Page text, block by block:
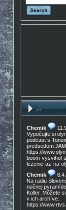
...
Chemik
Vypočujte si
podcast s
predsedom
https://
boom-vysvihol-
lezenie-az-na-
Chemik
Na radiu
nočnej
Koller. Môžete
v ich archíve:
https://